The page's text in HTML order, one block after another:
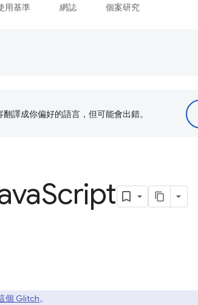
用基準 網誌 個案研究
譯成你偏好的語言，但可能會出錯。
Script
個 Glitch。